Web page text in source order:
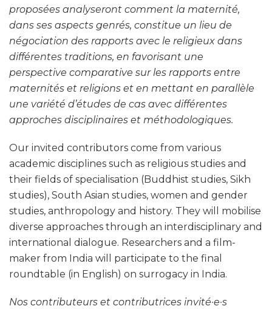
proposées analyseront comment la maternité,
dans ses aspects genrés, constitue un lieu de
négociation des rapports avec le religieux dans
différentes traditions, en favorisant une
perspective comparative sur les rapports entre
maternités et religions et en mettant en parallèle
une variété d’études de cas avec différentes
approches disciplinaires et méthodologiques.
Our invited contributors come from various
academic disciplines such as religious studies and
their fields of specialisation (Buddhist studies, Sikh
studies), South Asian studies, women and gender
studies, anthropology and history. They will mobilise
diverse approaches through an interdisciplinary and
international dialogue. Researchers and a film-
maker from India will participate to the final
roundtable (in English) on surrogacy in India.
Nos contributeurs et contributrices invité·e·s